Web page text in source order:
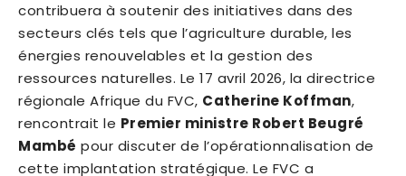
contribuera à soutenir des initiatives dans des
secteurs clés tels que l’agriculture durable, les
énergies renouvelables et la gestion des
ressources naturelles. Le 17 avril 2026, la directrice
régionale Afrique du FVC, Catherine Koffman,
rencontrait le Premier ministre Robert Beugré
Mambé pour discuter de l’opérationnalisation de
cette implantation stratégique. Le FVC a